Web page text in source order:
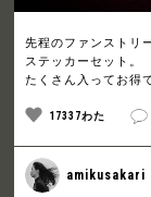
先程のファンストリ
ステッカーセット。
たくさん入ってお得
17337わた
amikusakari